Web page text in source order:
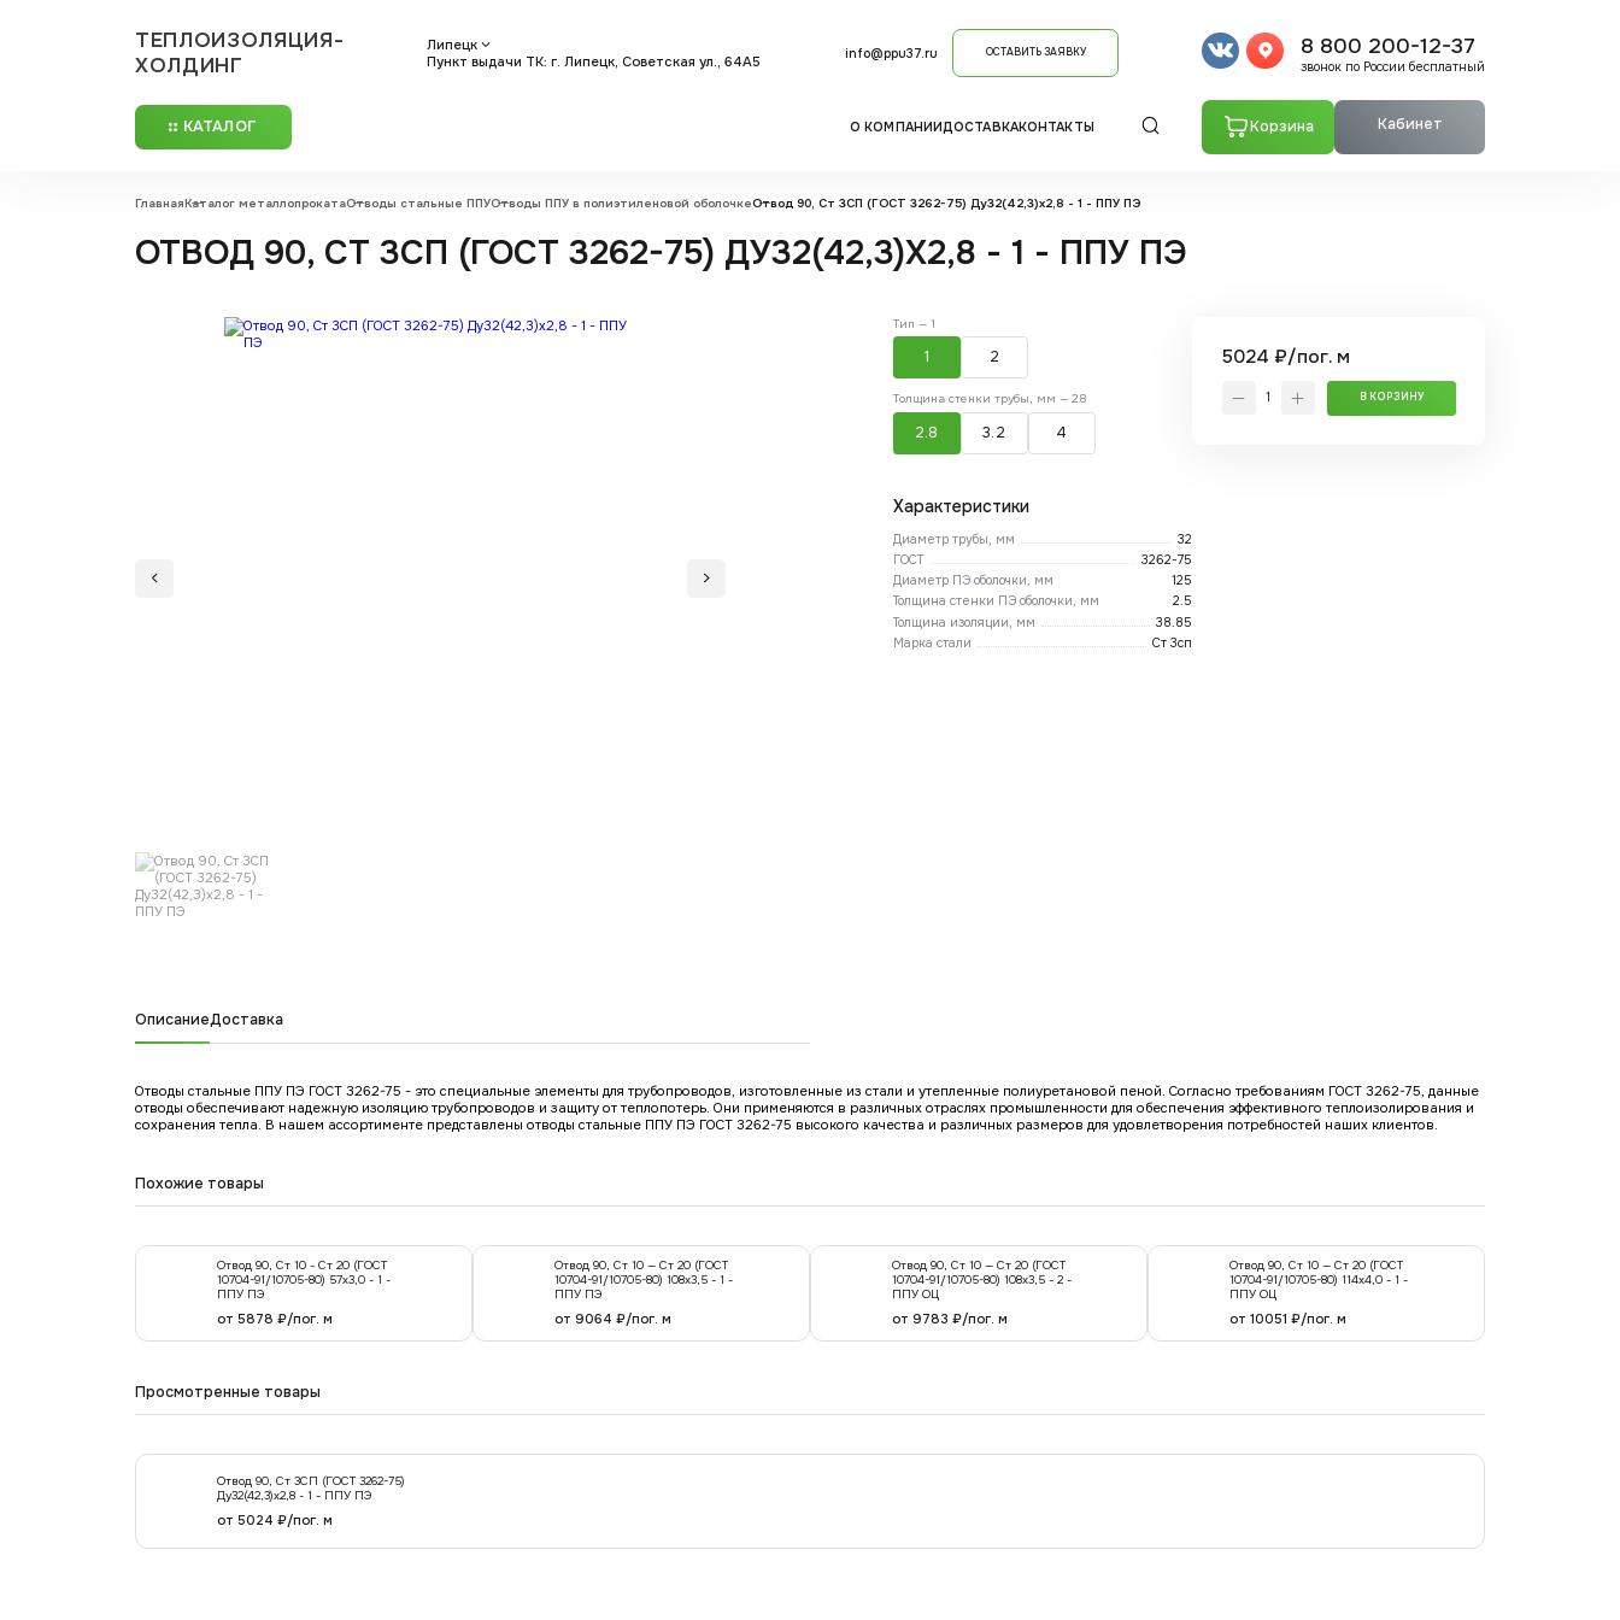
ТЕПЛОИЗОЛЯЦИЯ-
ХОЛДИНГ
Липецк
Пункт выдачи ТК: г. Липецк, Советская ул., 64А5
info@ppu37.ru ОСТАВИТЬ ЗАЯВКУ 8 800 200-12-37
звонок по России бесплатный
КАТАЛОГ О КОМПАНИИДОСТАВКАКОНТАКТЫ Корзина Кабинет
ГлавнаяКаталог металлопрокатаОтводы стальные ППУОтводы ППУ в полиэтиленовой оболочкеОтвод 90, Ст 3СП (ГОСТ 3262-75) Ду32(42,3)х2,8 - 1 - ППУ ПЭ
ОТВОД 90, СТ 3СП (ГОСТ 3262-75) ДУ32(42,3)Х2,8 - 1 - ППУ ПЭ
Тип — 1
1 2
Толщина стенки трубы, мм — 2.8
2.8 3.2 4
Характеристики
Диаметр трубы, мм
32
ГОСТ
3262-75
Диаметр ПЭ оболочки, мм
125
Толщина стенки ПЭ оболочки, мм
2.5
Толщина изоляции, мм
38.85
Марка стали
Ст 3сп
5024 ₽/пог. м
В КОРЗИНУ
ОписаниеДоставка
Отводы стальные ППУ ПЭ ГОСТ 3262-75 - это специальные элементы для трубопроводов, изготовленные из стали и утепленные полиуретановой пеной. Согласно требованиям ГОСТ 3262-75, данные
отводы обеспечивают надежную изоляцию трубопроводов и защиту от теплопотерь. Они применяются в различных отраслях промышленности для обеспечения эффективного теплоизолирования и
сохранения тепла. В нашем ассортименте представлены отводы стальные ППУ ПЭ ГОСТ 3262-75 высокого качества и различных размеров для удовлетворения потребностей наших клиентов.
Похожие товары
Отвод 90, Ст 10 - Ст 20 (ГОСТ
10704-91/10705-80) 57х3,0 - 1 -
ППУ ПЭ
от 5878 ₽/пог. м
Отвод 90, Ст 10 — Ст 20 (ГОСТ
10704-91/10705-80) 108x3,5 - 1 -
ППУ ПЭ
от 9064 ₽/пог. м
Отвод 90, Ст 10 — Ст 20 (ГОСТ
10704-91/10705-80) 108x3,5 - 2 -
ППУ ОЦ
от 9783 ₽/пог. м
Отвод 90, Ст 10 — Ст 20 (ГОСТ
10704-91/10705-80) 114x4,0 - 1 -
ППУ ОЦ
от 10051 ₽/пог. м
Просмотренные товары
Отвод 90, Ст 3СП (ГОСТ 3262-75)
Ду32(42,3)х2,8 - 1 - ППУ ПЭ
от 5024 ₽/пог. м